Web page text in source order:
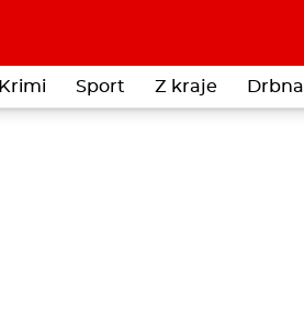
Krimi Sport Z kraje Drbna